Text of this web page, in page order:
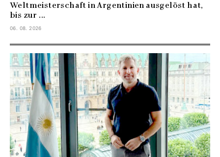
Weltmeisterschaft in Argentinien ausgelöst hat,
bis zur ...
06. 08. 2026